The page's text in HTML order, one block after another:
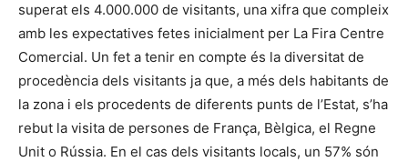
superat els 4.000.000 de visitants, una xifra que compleix
amb les expectatives fetes inicialment per La Fira Centre
Comercial. Un fet a tenir en compte és la diversitat de
procedència dels visitants ja que, a més dels habitants de
la zona i els procedents de diferents punts de l’Estat, s’ha
rebut la visita de persones de França, Bèlgica, el Regne
Unit o Rússia. En el cas dels visitants locals, un 57% són